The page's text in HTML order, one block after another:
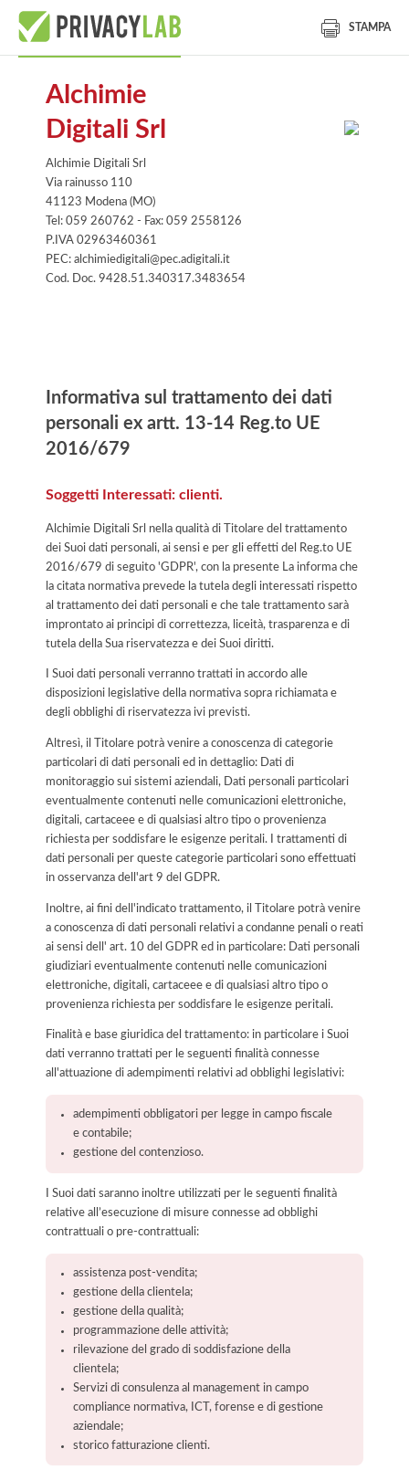
STAMPA
Alchimie
Digitali Srl
Alchimie Digitali Srl
Via rainusso 110
41123 Modena (MO)
Tel: 059 260762 - Fax: 059 2558126
P.IVA 02963460361
PEC: alchimiedigitali@pec.adigitali.it
Cod. Doc. 9428.51.340317.3483654
Informativa sul trattamento dei dati
personali ex artt. 13-14 Reg.to UE
2016/679
Soggetti Interessati: clienti.
Alchimie Digitali Srl nella qualità di Titolare del trattamento
dei Suoi dati personali, ai sensi e per gli effetti del Reg.to UE
2016/679 di seguito 'GDPR', con la presente La informa che
la citata normativa prevede la tutela degli interessati rispetto
al trattamento dei dati personali e che tale trattamento sarà
improntato ai principi di correttezza, liceità, trasparenza e di
tutela della Sua riservatezza e dei Suoi diritti.
I Suoi dati personali verranno trattati in accordo alle
disposizioni legislative della normativa sopra richiamata e
degli obblighi di riservatezza ivi previsti.
Altresì, il Titolare potrà venire a conoscenza di categorie
particolari di dati personali ed in dettaglio: Dati di
monitoraggio sui sistemi aziendali, Dati personali particolari
eventualmente contenuti nelle comunicazioni elettroniche,
digitali, cartaceee e di qualsiasi altro tipo o provenienza
richiesta per soddisfare le esigenze peritali. I trattamenti di
dati personali per queste categorie particolari sono effettuati
in osservanza dell'art 9 del GDPR.
Inoltre, ai fini dell'indicato trattamento, il Titolare potrà venire
a conoscenza di dati personali relativi a condanne penali o reati
ai sensi dell' art. 10 del GDPR ed in particolare: Dati personali
giudiziari eventualmente contenuti nelle comunicazioni
elettroniche, digitali, cartaceee e di qualsiasi altro tipo o
provenienza richiesta per soddisfare le esigenze peritali.
Finalità e base giuridica del trattamento: in particolare i Suoi
dati verranno trattati per le seguenti finalità connesse
all'attuazione di adempimenti relativi ad obblighi legislativi:
adempimenti obbligatori per legge in campo fiscale
e contabile;
gestione del contenzioso.
I Suoi dati saranno inoltre utilizzati per le seguenti finalità
relative all’esecuzione di misure connesse ad obblighi
contrattuali o pre-contrattuali:
assistenza post-vendita;
gestione della clientela;
gestione della qualità;
programmazione delle attività;
rilevazione del grado di soddisfazione della
clientela;
Servizi di consulenza al management in campo
compliance normativa, ICT, forense e di gestione
aziendale;
storico fatturazione clienti.